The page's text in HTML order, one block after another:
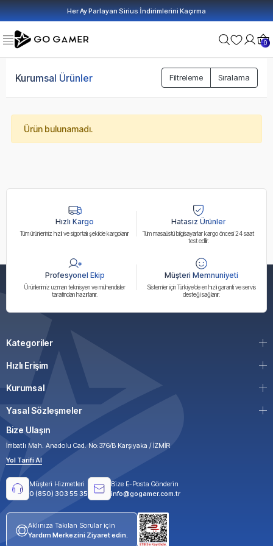
Her Ay Parlayan Sirius İndirimlerini Kaçırma
0
Kurumsal Ürünler Filtreleme Sıralama
Ürün bulunamadı.
Hızlı Kargo
Tüm ürünleriniz hızlı ve sigortalı şekilde kargolanır
Hatasız Ürünler
Tüm masaüstü bilgisayarlar kargo öncesi 24 saat
test edilir.
Profesyonel Ekip
Ürünlerimiz uzman teknisyen ve mühendisler
tarafından hazırlanır.
Müşteri Memnuniyeti
Sistemler için Türkiye’de en hızlı garanti ve servis
desteği sağlanır.
Kategoriler
Hızlı Erişim
Kurumsal
Yasal Sözleşmeler
Bize Ulaşın
İmbatlı Mah. Anadolu Cad. No:376/B Karşıyaka / İZMİR
Yol Tarifi Al
Müşteri Hizmetleri
0 (850) 303 55 35
Bize E-Posta Gönderin
info@gogamer.com.tr
Aklınıza Takılan Sorular için
Yardım Merkezini Ziyaret edin.